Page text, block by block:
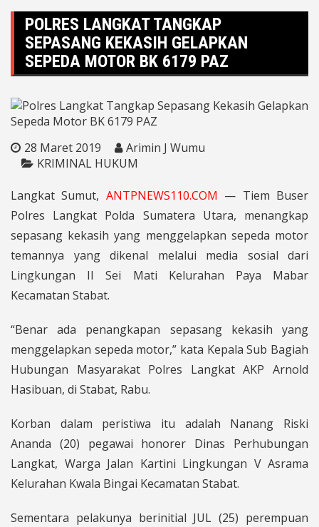
POLRES LANGKAT TANGKAP
SEPASANG KEKASIH GELAPKAN
SEPEDA MOTOR BK 6179 PAZ
28 Maret 2019
Arimin J Wumu
KRIMINAL HUKUM
Langkat Sumut, ANTPNEWS110.COM — Tiem Buser
Polres Langkat Polda Sumatera Utara, menangkap
sepasang kekasih yang menggelapkan sepeda motor
temannya yang dikenal melalui media sosial dari
Lingkungan II Sei Mati Kelurahan Paya Mabar
Kecamatan Stabat.
“Benar ada penangkapan sepasang kekasih yang
menggelapkan sepeda motor,” kata Kepala Sub Bagiah
Hubungan Masyarakat Polres Langkat AKP Arnold
Hasibuan, di Stabat, Rabu.
Korban dalam peristiwa itu adalah Nanang Riski
Ananda (20) pegawai honorer Dinas Perhubungan
Langkat, Warga Jalan Kartini Lingkungan V Asrama
Kelurahan Kwala Bingai Kecamatan Stabat.
Sementara pelakunya berinitial JUL (25) perempuan